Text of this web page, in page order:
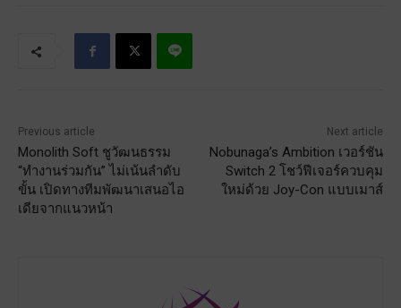
Previous article
Monolith Soft ชูวัฒนธรรม
“ทำงานร่วมกัน” ไม่เน้นลำดับ
ขั้น เปิดทางทีมพัฒนาเสนอไอ
เดียจากแนวหน้า
Next article
Nobunaga’s Ambition เวอร์ชัน
Switch 2 โชว์ฟีเจอร์ควบคุม
ใหม่ด้วย Joy-Con แบบเมาส์